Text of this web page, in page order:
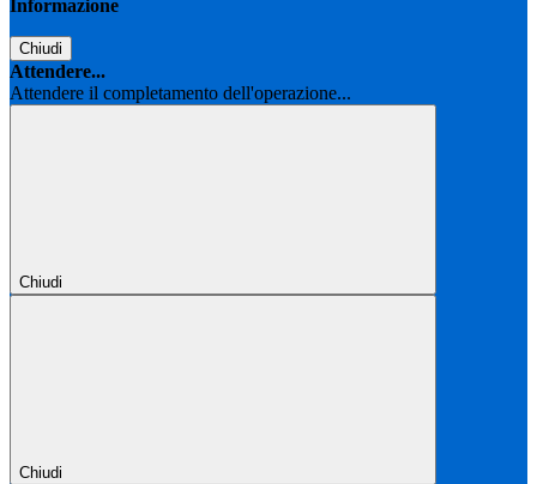
Informazione
Chiudi
Attendere...
Attendere il completamento dell'operazione...
Chiudi
Chiudi